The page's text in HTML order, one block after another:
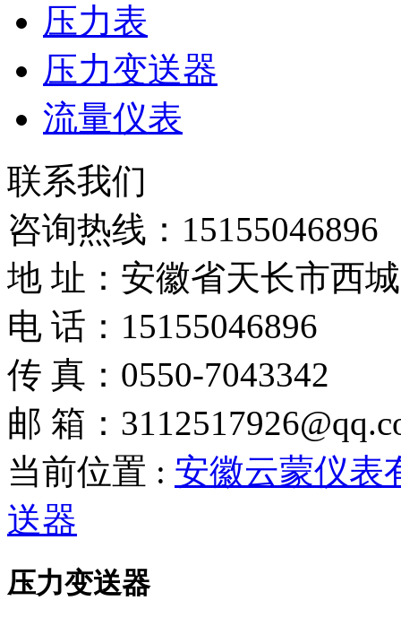
压力表
压力变送器
流量仪表
联系我们
咨询热线： 15155046896
地 址：安徽省天长市西
电 话：15155046896
传 真：0550-7043342
邮 箱：
当前位置 : 安徽云蒙仪表
送器
压力变送器